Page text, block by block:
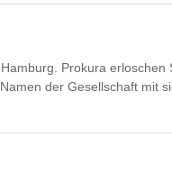
Prokura erloschen
der Gesellschaft mit